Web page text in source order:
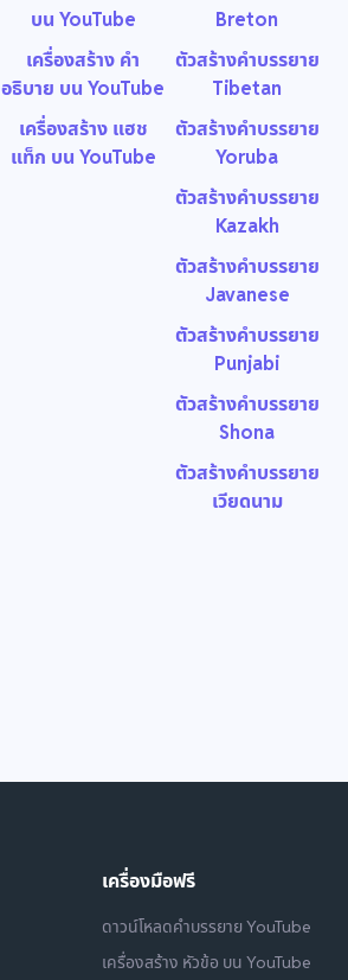
บน YouTube
เครื่องสร้าง คำ
อธิบาย บน YouTube
เครื่องสร้าง แฮช
แท็ก บน YouTube
Breton
ตัวสร้างคำบรรยาย
Tibetan
ตัวสร้างคำบรรยาย
Yoruba
ตัวสร้างคำบรรยาย
Kazakh
ตัวสร้างคำบรรยาย
Javanese
ตัวสร้างคำบรรยาย
Punjabi
ตัวสร้างคำบรรยาย
Shona
ตัวสร้างคำบรรยาย
เวียดนาม
เครื่องมือฟรี
ดาวน์โหลดคำบรรยาย YouTube
เครื่องสร้าง หัวข้อ บน YouTube